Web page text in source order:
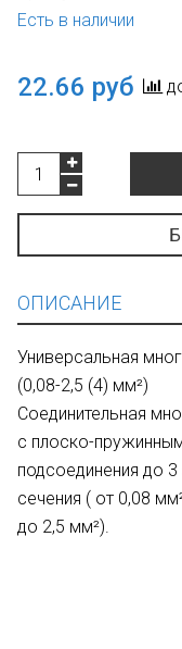
Есть в наличии
22.66 руб
ОПИСАНИЕ
Универсальная
(0,08-2,5 (4) мм²)
Cоединительная
с плоско-
подсоединения до
сечения ( от 0,08
до 2,5 мм²).